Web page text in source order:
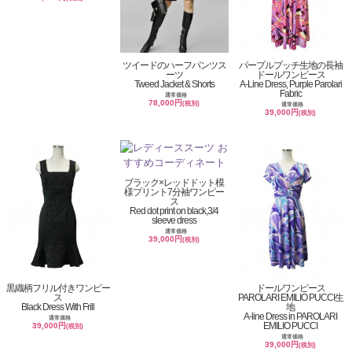
ツイードのハーフパンツス
ーツ
Tweed Jacket & Shorts
通常価格
78,000円(税別)
パープルプッチ生地の長袖
ドールワンピース
A-Line Dress, Purple Parolari
Fabric
通常価格
39,000円(税別)
黒織柄フリル付きワンピー
ス
Black Dress With Frill
通常価格
39,000円(税別)
ブラック×レッドドット模
様プリント7分袖ワンピー
ス
Red dot print on black,3/4
sleeve dress
通常価格
39,000円(税別)
ドールワンピース
PAROLARI EMILIO PUCCI生
地
A-line Dress in PAROLARI
EMILIO PUCCI
通常価格
39,000円(税別)